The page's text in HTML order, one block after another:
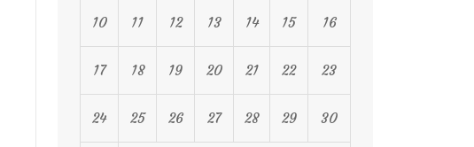
10 11 12 13 14 15 16
17 18 19 20 21 22 23
24 25 26 27 28 29 30